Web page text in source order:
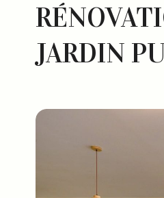
JARDIN